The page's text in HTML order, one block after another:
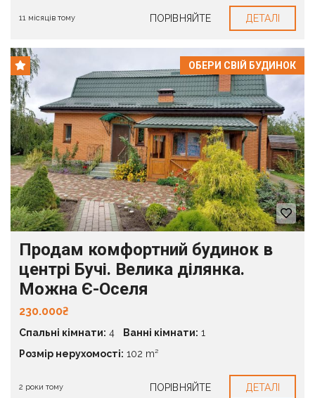
11 місяців тому ПОРІВНЯЙТЕ ДЕТАЛІ
ОБЕРИ СВІЙ БУДИНОК
Продам комфортний будинок в
центрі Бучі. Велика ділянка.
Можна Є-Оселя
230.000₴
Спальні кімнати: 4 Ванні кімнати: 1
Розмір нерухомості: 102 m²
2 роки тому ПОРІВНЯЙТЕ ДЕТАЛІ